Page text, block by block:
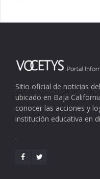
Sitio oficial de noticias
ubicado en Baja
conocer las acciones y
institución educativa en
.